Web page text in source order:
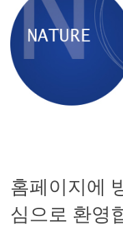
홈페이지에
심으로 환영